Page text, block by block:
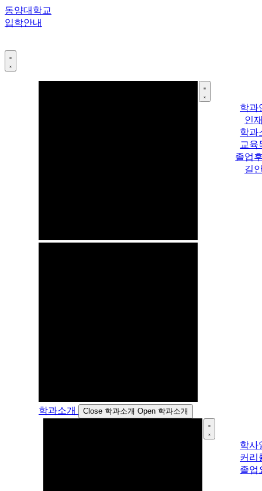
콘
텐
건
너
동양대학교
입학안내
학과소개 Close 학과소개 Open 학과소개
학과
인
학과
교육
졸업
길
학사
커리
졸업